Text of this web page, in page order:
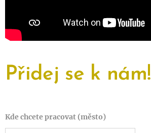
Přidej se k nám!
Kde chcete pracovat (město)